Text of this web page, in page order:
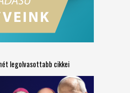
legolvasottabb cikkei